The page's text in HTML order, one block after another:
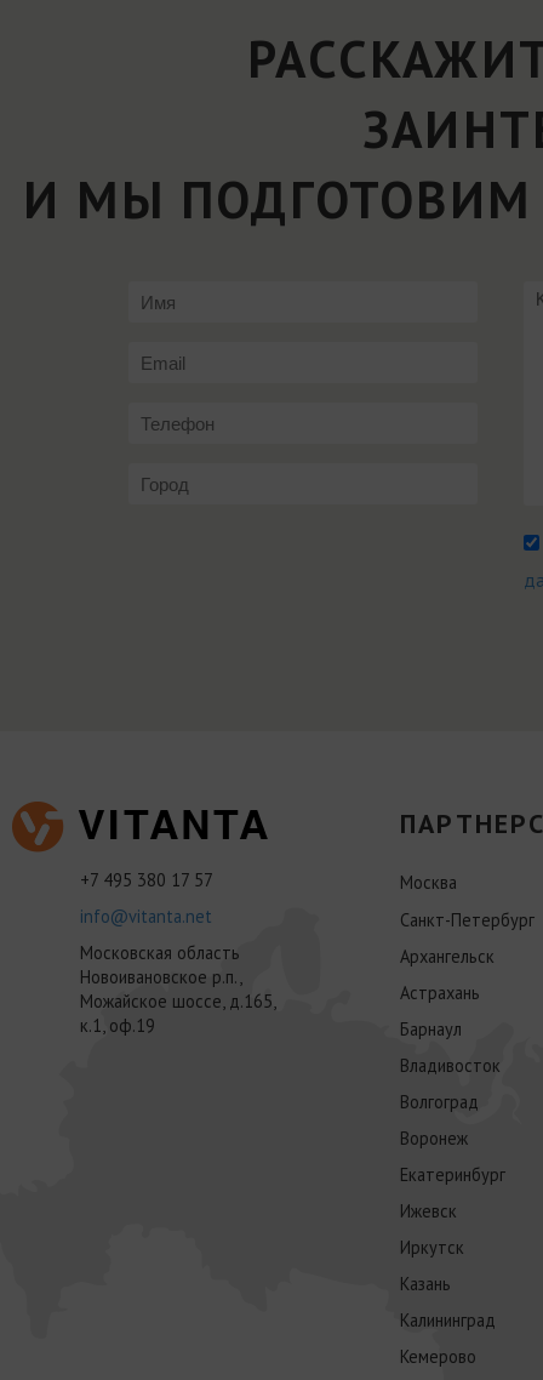
И МЫ ПОДГОТОВИМ
+7 495 380 17 57
info@vitanta.net
Московская область
Новоивановское р.п.,
Можайское шоссе, д.165,
к.1, оф.19
Москва
Санкт-Петербург
Архангельск
Астрахань
Барнаул
Владивосток
Волгоград
Воронеж
Екатеринбург
Ижевск
Иркутск
Казань
Калининград
Кемерово